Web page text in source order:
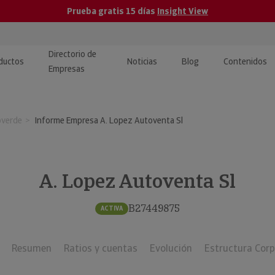
Prueba gratis 15 días Insight View
· Recuperación de
Directorio de
Empresas
Noticias Blog Contenidos
y tutoriales
Investigada
Informe Empresa A. Lopez Autoventa Sl
A. Lopez Autoventa Sl
ACTIVA B27449875
Resumen Ratios y cuentas Evolución Estructura